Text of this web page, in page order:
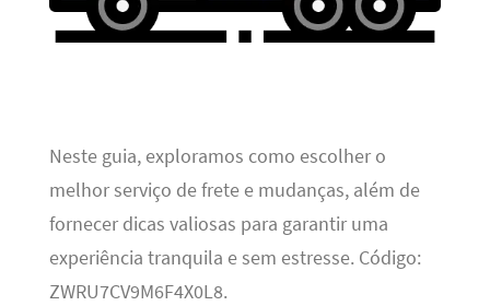
Neste guia, exploramos como escolher o
melhor serviço de frete e mudanças, além de
fornecer dicas valiosas para garantir uma
experiência tranquila e sem estresse. Código:
ZWRU7CV9M6F4X0L8.